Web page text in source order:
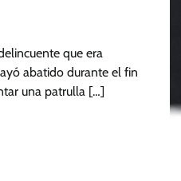
que era
abatido durante el fin
una patrulla […]